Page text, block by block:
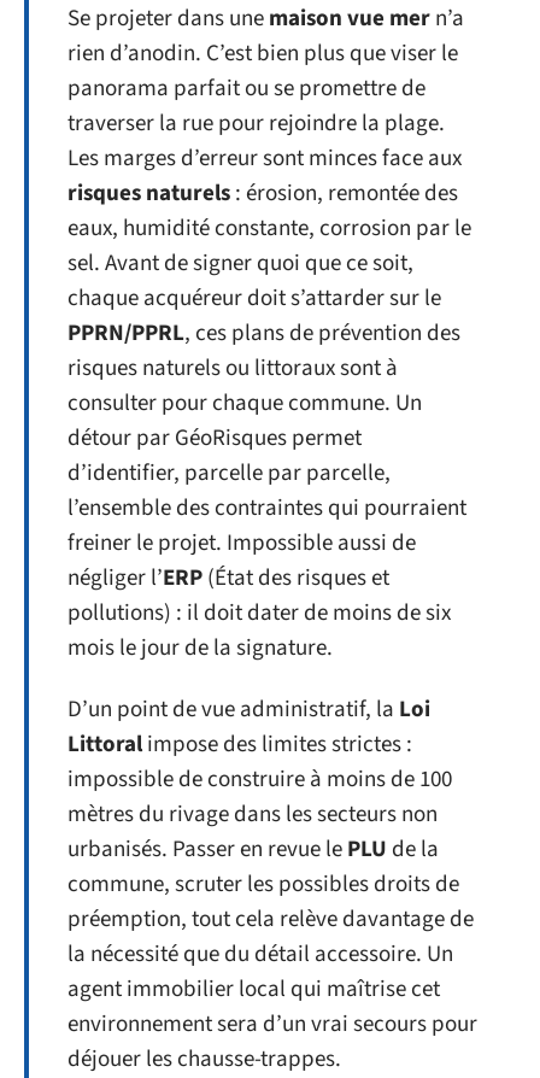
Se projeter dans unemaison vue mern’a
rien d’anodin. C’est bien plus que viser le
panorama parfait ou se promettre de
traverser la rue pour rejoindre la plage.
Les marges d’erreur sont minces face aux
risques naturels: érosion, remontée des
eaux, humidité constante, corrosion par le
sel. Avant de signer quoi que ce soit,
chaque acquéreur doit s’attarder sur le
PPRN/PPRL, ces plans de prévention des
risques naturels ou littoraux sont à
consulter pour chaque commune. Un
détour par GéoRisques permet
d’identifier, parcelle par parcelle,
l’ensemble des contraintes qui pourraient
freiner le projet. Impossible aussi de
négliger l’ERP(État des risques et
pollutions) : il doit dater de moins de six
mois le jour de la signature.
D’un point de vue administratif, la Loi
Littoralimpose des limites strictes :
impossible de construire à moins de 100
mètres du rivage dans les secteurs non
urbanisés. Passer en revue lePLU de la
commune, scruter les possibles droits de
préemption, tout cela relève davantage de
la nécessité que du détail accessoire. Un
agent immobilier local qui maîtrise cet
environnement sera d’un vrai secours pour
déjouer les chausse-trappes.